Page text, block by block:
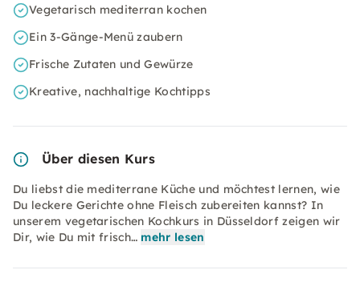
Vegetarisch mediterran kochen
Ein 3-Gänge-Menü zaubern
Frische Zutaten und Gewürze
Kreative, nachhaltige Kochtipps
Über diesen Kurs
Du liebst die mediterrane Küche und möchtest lernen, wie
Du leckere Gerichte ohne Fleisch zubereiten kannst? In
unserem vegetarischen Kochkurs in Düsseldorf zeigen wir
Dir, wie Du mit frisch… mehr lesen